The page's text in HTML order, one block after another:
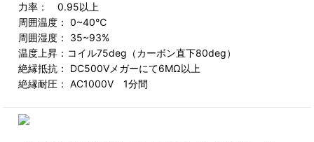
力率： 0.95以上
周囲温度： 0~40℃
周囲湿度： 35~93%
温度上昇：コイル75deg（カーボン直下80deg）
絶縁抵抗： DC500Vメガーにて6MΩ以上
絶縁耐圧： AC1000V 1分間